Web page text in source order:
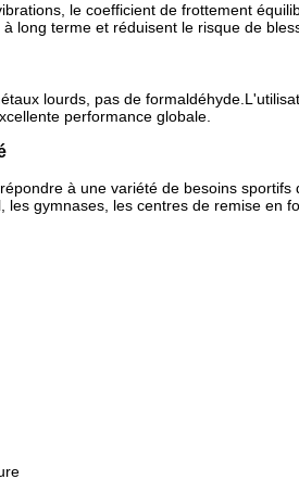
le coefficient de frottement
long terme et réduisent le risque de
lourds, pas de
performance globale.
à une variété de besoins
gymnases, les centres de remise en